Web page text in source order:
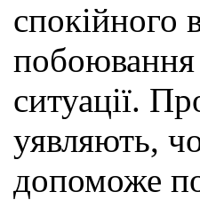
спокійного
ситуації.
уявляють,
допоможе